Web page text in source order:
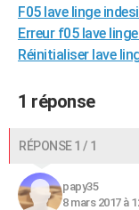
Carte de Noël
Carte Bonne année
Carte Saint-Valentin
Carte Pâques
Carte d'anniversaire
DICTIONNAIRE
Dictionnaire
Biographies
Citations
Expressions
Proverbes
PROGRAMME TV
Bricolage
Lifestyle
Culture
Sport
Auto
Television
Voyage
Cinema
F05 lave linge
Erreur f05 lave
Réinitialiser lave
1 réponse
RÉPONSE 1 / 1
papy35
8 mars 2017 à